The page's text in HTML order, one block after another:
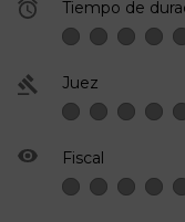
Tiempo de
Juez
Fiscal